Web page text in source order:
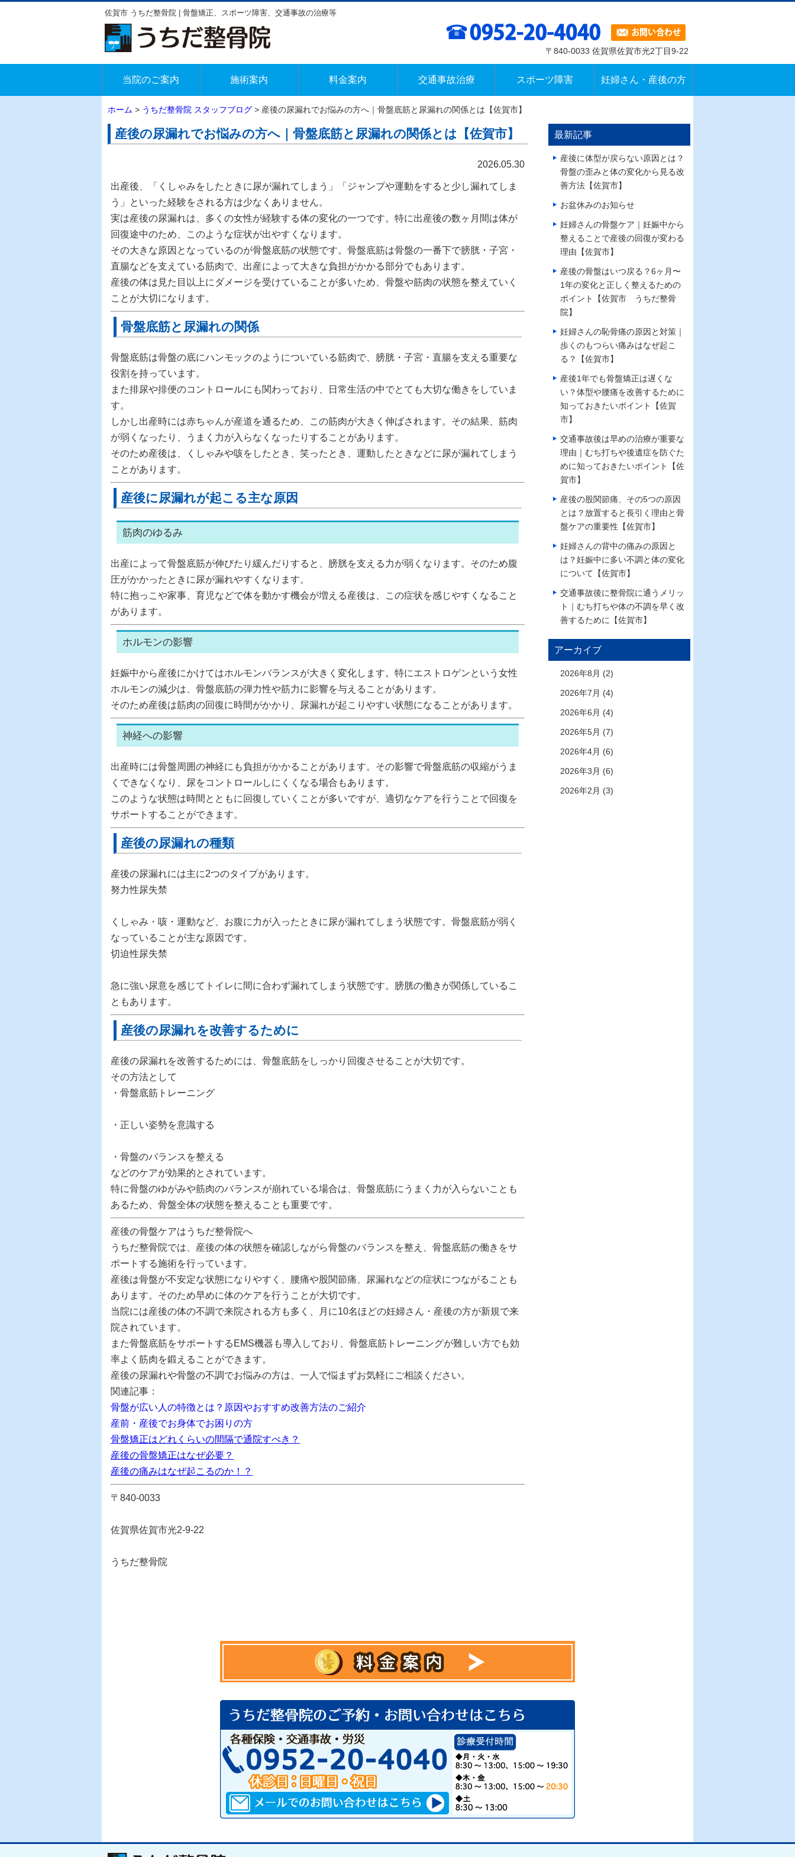
佐賀市 うちだ整骨院 | 骨盤矯正、スポーツ障害、交通事故の治療等
〒840-0033 佐賀県佐賀市光2丁目9-22
当院のご案内 施術案内 料金案内 交通事故治療 スポーツ障害 妊婦さん・産後の方
ホーム > うちだ整骨院 スタッフブログ > 産後の尿漏れでお悩みの方へ｜骨盤底筋と尿漏れの関係とは【佐賀市】
産後の尿漏れでお悩みの方へ｜骨盤底筋と尿漏れの関係とは【佐賀市】
2026.05.30
出産後、「くしゃみをしたときに尿が漏れてしまう」「ジャンプや運動をすると少し漏れてしま
う」といった経験をされる方は少なくありません。
実は産後の尿漏れは、 多くの女性が経験する体の変化の一つです。特に出産後の数ヶ月間は体が
回復途中のため、このような症状が出やすくなります。
その大きな原因となっているのが骨盤底筋の状態です。骨盤底筋は骨盤の一番下で膀胱・子宮・
直腸などを支えている筋肉で、出産によって大きな負担がかかる部分でもあります。
産後の体は見た目以上にダメージを受けていることが多いため、骨盤や筋肉の状態を整えていく
ことが大切になります。
骨盤底筋と尿漏れの関係
骨盤底筋は骨盤の底にハンモックのようについている筋肉で、膀胱・子宮・直腸を支える重要な
役割を持っています。
また排尿や排便のコントロールにも関わっており、日常生活の中でとても大切な働きをしていま
す。
しかし出産時には赤ちゃんが産道を通るため、この筋肉が大きく伸ばされます。その結果、筋肉
が弱くなったり、うまく力が入らなくなったりすることがあります。
そのため産後は、くしゃみや咳をしたとき、笑ったとき、運動したときなどに尿が漏れてしまう
ことがあります。
産後に尿漏れが起こる主な原因
筋肉のゆるみ
出産によって骨盤底筋が伸びたり緩んだりすると、膀胱を支える力が弱くなります。そのため腹
圧がかかったときに尿が漏れやすくなります。
特に抱っこや家事、育児などで体を動かす機会が増える産後は、この症状を感じやすくなること
があります。
ホルモンの影響
妊娠中から産後にかけてはホルモンバランスが大きく変化します。特にエストロゲンという女性
ホルモンの減少は、骨盤底筋の弾力性や筋力に影響を与えることがあります。
そのため産後は筋肉の回復に時間がかかり、尿漏れが起こりやすい状態になることがあります。
神経への影響
出産時には骨盤周囲の神経にも負担がかかることがあります。その影響で骨盤底筋の収縮がうま
くできなくなり、尿をコントロールしにくくなる場合もあります。
このような状態は時間とともに回復していくことが多いですが、適切なケアを行うことで回復を
サポートすることができます。
産後の尿漏れの種類
産後の尿漏れには主に2つのタイプがあります。
努力性尿失禁
くしゃみ・咳・運動など、お腹に力が入ったときに尿が漏れてしまう状態です。骨盤底筋が弱く
なっていることが主な原因です。
切迫性尿失禁
急に強い尿意を感じてトイレに間に合わず漏れてしまう状態です。膀胱の働きが関係しているこ
ともあります。
産後の尿漏れを改善するために
産後の尿漏れを改善するためには、 骨盤底筋をしっかり回復させること が大切です。
その方法として
・骨盤底筋トレーニング
・正しい姿勢を意識する
・骨盤のバランスを整える
などのケアが効果的とされています。
特に骨盤のゆがみや筋肉のバランスが崩れている場合は、骨盤底筋にうまく力が入らないことも
あるため、骨盤全体の状態を整えることも重要です。
産後の骨盤ケアはうちだ整骨院へ
うちだ整骨院では、産後の体の状態を確認しながら骨盤のバランスを整え、骨盤底筋の働きをサ
ポートする施術を行っています。
産後は骨盤が不安定な状態になりやすく、腰痛や股関節痛、尿漏れなどの症状につながることも
あります。そのため早めに体のケアを行うことが大切です。
当院には産後の体の不調で来院される方も多く、
月に10名ほどの妊婦さん・産後の方が新規で来
院されています。
また骨盤底筋をサポートする EMS機器 も導入しており、骨盤底筋トレーニングが難しい方でも効
率よく筋肉を鍛えることができます。
産後の尿漏れや骨盤の不調でお悩みの方は、一人で悩まずお気軽にご相談ください。
関連記事：
骨盤が広い人の特徴とは？原因やおすすめ改善方法のご紹介
産前・産後でお身体でお困りの方
骨盤矯正はどれくらいの間隔で通院すべき？
産後の骨盤矯正はなぜ必要？
産後の痛みはなぜ起こるのか！？
〒840-0033
佐賀県佐賀市光2-9-22
うちだ整骨院
最新記事
産後に体型が戻らない原因とは？
骨盤の歪みと体の変化から見る改
善方法【佐賀市】
お盆休みのお知らせ
妊婦さんの骨盤ケア｜妊娠中から
整えることで産後の回復が変わる
理由【佐賀市】
産後の骨盤はいつ戻る？6ヶ月〜
1年の変化と正しく整えるための
ポイント【佐賀市 うちだ整骨
院】
妊婦さんの恥骨痛の原因と対策｜
歩くのもつらい痛みはなぜ起こ
る？【佐賀市】
産後1年でも骨盤矯正は遅くな
い？体型や腰痛を改善するために
知っておきたいポイント【佐賀
市】
交通事故後は早めの治療が重要な
理由｜むち打ちや後遺症を防ぐた
めに知っておきたいポイント【佐
賀市】
産後の股関節痛、その5つの原因
とは？放置すると長引く理由と骨
盤ケアの重要性【佐賀市】
妊婦さんの背中の痛みの原因と
は？妊娠中に多い不調と体の変化
について【佐賀市】
交通事故後に整骨院に通うメリッ
ト｜むち打ちや体の不調を早く改
善するために【佐賀市】
アーカイブ
2026年8月 (2)
2026年7月 (4)
2026年6月 (4)
2026年5月 (7)
2026年4月 (6)
2026年3月 (6)
2026年2月 (3)